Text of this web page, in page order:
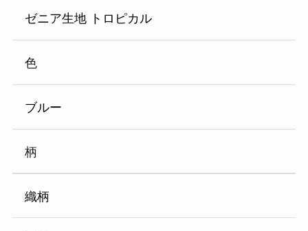
ゼニア生地 トロピカル
色
ブルー
柄
織柄